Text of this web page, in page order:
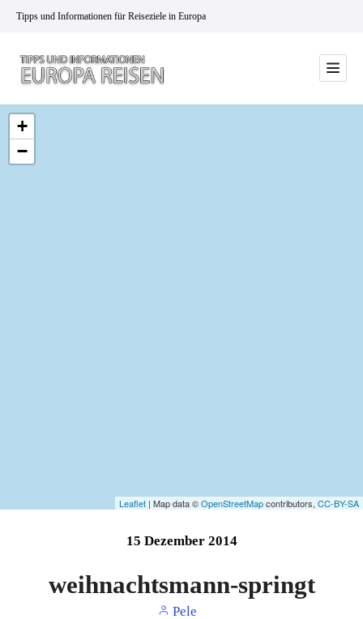
Tipps und Informationen für Reiseziele in Europa
+
−
Leaflet | Map data ©OpenStreetMapcontributors, CC-BY-SA
15 Dezember 2014
weihnachtsmann-springt
Pele